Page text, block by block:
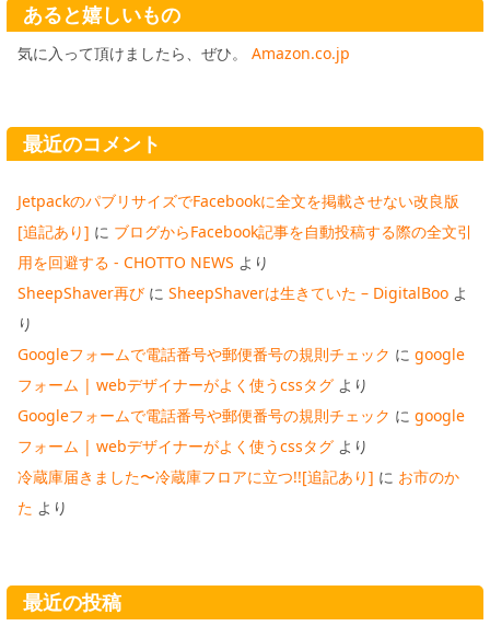
あると嬉しいもの
気に入って頂けましたら、ぜひ。 Amazon.co.jp
最近のコメント
JetpackのパブリサイズでFacebookに全文を掲載させない改良版
[追記あり] に ブログからFacebook記事を自動投稿する際の全文引
用を回避する - CHOTTO NEWS より
SheepShaver再び に SheepShaverは生きていた – DigitalBoo よ
り
Googleフォームで電話番号や郵便番号の規則チェック に google
フォーム | webデザイナーがよく使うcssタグ より
Googleフォームで電話番号や郵便番号の規則チェック に google
フォーム | webデザイナーがよく使うcssタグ より
冷蔵庫届きました〜冷蔵庫フロアに立つ!![追記あり] に お市のか
た より
最近の投稿